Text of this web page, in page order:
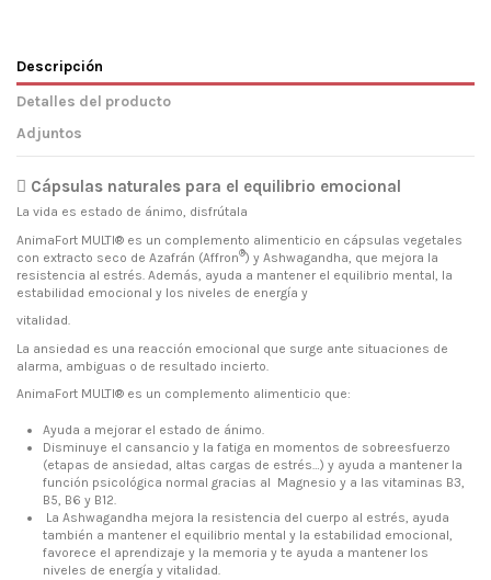
Descripción
Detalles del producto
Adjuntos
Cápsulas naturales para el equilibrio emocional
La vida es estado de ánimo, disfrútala
AnimaFort MULTI® es un complemento alimenticio en cápsulas vegetales
con extracto seco de Azafrán (Affron®) y Ashwagandha , que mejora la
resistencia al estrés . Además, ayuda a mantener el equilibrio mental , la
estabilidad emocional y los niveles de energía y
vitalidad.
La ansiedad es una reacción emocional que surge ante situaciones de
alarma, ambiguas o de resultado incierto.
AnimaFort MULTI® es un complemento alimenticio que:
Ayuda a mejorar el estado de ánimo.
Disminuye el cansancio y la fatiga en momentos de sobreesfuerzo
(etapas de ansiedad, altas cargas de estrés…) y ayuda a mantener la
función psicológica normal gracias al Magnesio y a las vitaminas B3,
B5, B6 y B12.
La Ashwagandha mejora la resistencia del cuerpo al estrés, ayuda
también a mantener el equilibrio mental y la estabilidad emocional,
favorece el aprendizaje y la memoria y te ayuda a mantener los
niveles de energía y vitalidad.